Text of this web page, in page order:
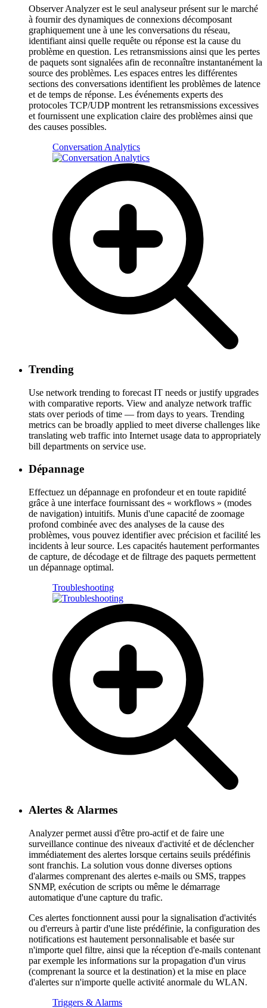
Observer Analyzer est le seul analyseur présent sur le marché
à fournir des dynamiques de connexions décomposant
graphiquement une à une les conversations du réseau,
identifiant ainsi quelle requête ou réponse est la cause du
problème en question. Les retransmissions ainsi que les pertes
de paquets sont signalées afin de reconnaître instantanément la
source des problèmes. Les espaces entres les différentes
sections des conversations identifient les problèmes de latence
et de temps de réponse. Les événements experts des
protocoles TCP/UDP montrent les retransmissions excessives
et fournissent une explication claire des problèmes ainsi que
des causes possibles.
Conversation Analytics
Trending
Use network trending to forecast IT needs or justify upgrades
with comparative reports. View and analyze network traffic
stats over periods of time — from days to years. Trending
metrics can be broadly applied to meet diverse challenges like
translating web traffic into Internet usage data to appropriately
bill departments on service use.
Dépannage
Effectuez un dépannage en profondeur et en toute rapidité
grâce à une interface fournissant des « workflows » (modes
de navigation) intuitifs. Munis d'une capacité de zoomage
profond combinée avec des analyses de la cause des
problèmes, vous pouvez identifier avec précision et facilité les
incidents à leur source. Les capacités hautement performantes
de capture, de décodage et de filtrage des paquets permettent
un dépannage optimal.
Troubleshooting
Alertes & Alarmes
Analyzer permet aussi d'être pro-actif et de faire une
surveillance continue des niveaux d'activité et de déclencher
immédiatement des alertes lorsque certains seuils prédéfinis
sont franchis. La solution vous donne diverses options
d'alarmes comprenant des alertes e-mails ou SMS, trappes
SNMP, exécution de scripts ou même le démarrage
automatique d'une capture du trafic.
Ces alertes fonctionnent aussi pour la signalisation d'activités
ou d'erreurs à partir d'une liste prédéfinie, la configuration des
notifications est hautement personnalisable et basée sur
n'importe quel filtre, ainsi que la réception d'e-mails contenant
par exemple les informations sur la propagation d'un virus
(comprenant la source et la destination) et la mise en place
d'alertes sur n'importe quelle activité anormale du WLAN.
Triggers & Alarms